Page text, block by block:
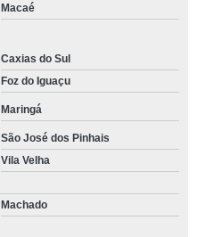
Macaé
Caxias do Sul
Foz do Iguaçu
Maringá
São José dos Pinhais
Vila Velha
Machado